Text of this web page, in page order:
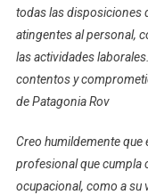
todas las disposiciones
atingentes al personal,
las actividades
contentos y
de Patagonia Rov
Creo humildemente que
profesional que cumpla
ocupacional, como a su